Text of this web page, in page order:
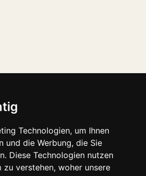
Technologien, um Ihnen
und die Werbung, die Sie
Diese Technologien nutzen
zu verstehen, woher unsere